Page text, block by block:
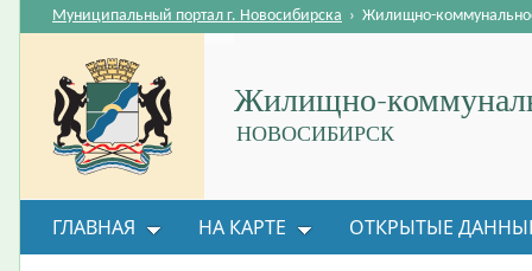
Жилищно-
НОВОСИБИРСК
Муниципальный портал г. Новосибирска › Жилищно-
ГЛАВНАЯ НА КАРТЕ ОТКРЫТЫЕ